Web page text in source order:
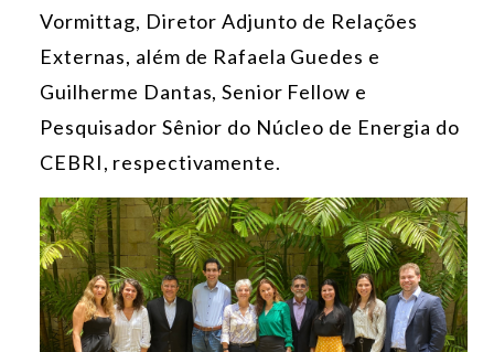
Vormittag, Diretor Adjunto de Relações
Externas, além de Rafaela Guedes e
Guilherme Dantas, Senior Fellow e
Pesquisador Sênior do Núcleo de Energia do
CEBRI, respectivamente.